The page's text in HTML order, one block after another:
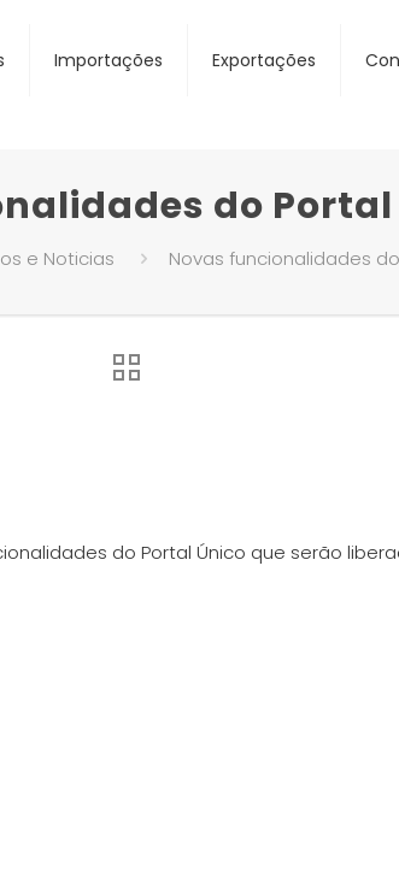
Importações Exportações
do
e Noticias Novas funcionalidades
do Portal Único que serão